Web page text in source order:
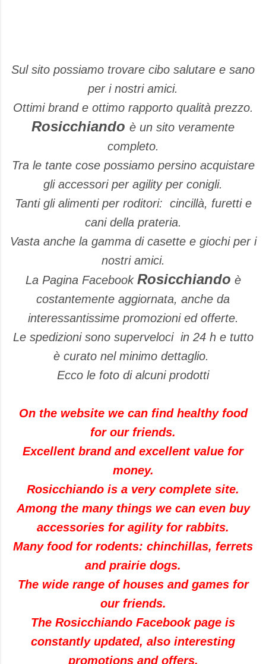
Sul sito possiamo trovare cibo salutare e sano
per i nostri amici.
Ottimi brand e ottimo rapporto qualità prezzo.
Rosicchiando è un sito veramente
completo.
Tra le tante cose possiamo persino acquistare
gli accessori per agility per conigli.
Tanti gli alimenti per roditori: cincillà, furetti e
cani della prateria.
Vasta anche la gamma di casette e giochi per i
nostri amici.
La Pagina Facebook Rosicchiando è
costantemente aggiornata, anche da
interessantissime promozioni ed offerte.
Le spedizioni sono superveloci in 24 h e tutto
è curato nel minimo dettaglio.
Ecco le foto di alcuni prodotti
On the website we can find healthy food
for our friends.
Excellent brand and excellent value for
money.
Rosicchiando is a very complete site.
Among the many things we can even buy
accessories for agility for rabbits.
Many food for rodents: chinchillas, ferrets
and prairie dogs.
The wide range of houses and games for
our friends.
The Rosicchiando Facebook page is
constantly updated, also interesting
promotions and offers.